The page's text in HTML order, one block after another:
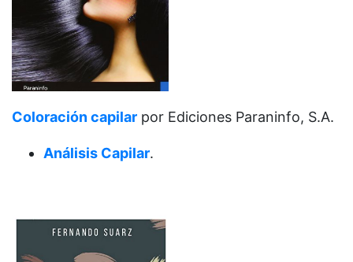
Coloración capilar por Ediciones Paraninfo, S.A.
Análisis Capilar.